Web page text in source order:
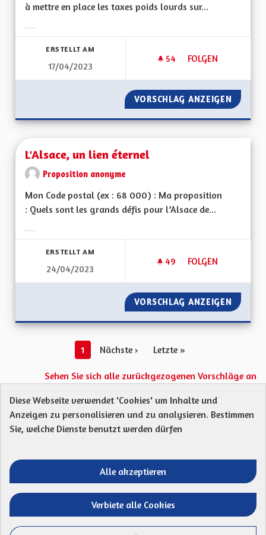
à mettre en place les taxes poids lourds sur...
ERSTELLT AM
17/04/2023
54 54 FOLLOWER
FOLGEN
INSTAURER
VORSCHLAG ANZEIGEN
L'Alsace, un lien éternel
Proposition anonyme
Mon Code postal (ex : 68 000) : Ma proposition
: Quels sont les grands défis pour l’Alsace de...
ERSTELLT AM
24/04/2023
49 49 FOLLOWER
FOLGEN
L'ALSACE, UN LIEN
VORSCHLAG ANZEIGEN
1 Nächste › Letzte »
Sehen Sie sich alle zurückgezogenen Vorschläge an
Protection des Données
Charte de contribution
Mentions légales
Was sind Gremien?
Standardtitel für initiatives
Open Data Dateien herunterladen
Entre vos mains - Collectivité
Entre vos mains - Collectivité
Entre vos mains - Collectivité
Entre vos mains -
Website mitfreier Software erstellt
.
Diese Webseite verwendet 'Cookies' um Inhalte und
Anzeigen zu personalisieren und zu analysieren. Bestimmen
Sie, welche Dienste benutzt werden dürfen
Alle akzeptieren
Verbiete alle Cookies